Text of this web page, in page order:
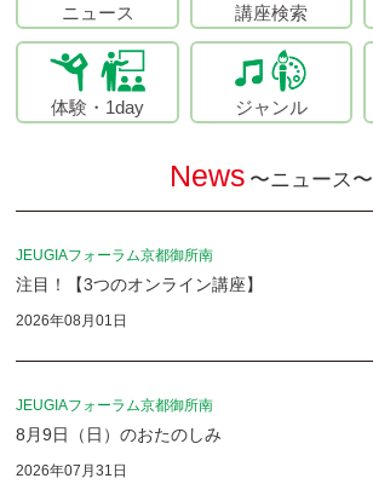
ニュース 講座検索
体験・1day ジャンル
News 〜ニュース〜
JEUGIAフォーラム京都御所南
注目！【3つのオンライン講座】
2026年08月01日
JEUGIAフォーラム京都御所南
8月9日（日）のおたのしみ
2026年07月31日